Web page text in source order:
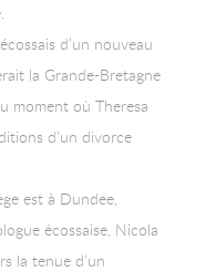
d’un nouveau
la Grande-Bretagne
moment où Theresa
d’un divorce
est à Dundee,
écossaise, Nicola
la tenue d’un